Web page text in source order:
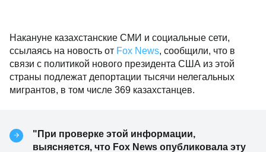
Накануне казахстанские СМИ и социальные сети,
ссылаясь на новость от Fox News, сообщили, что в
связи с политикой нового президента США из этой
страны подлежат депортации тысячи нелегальных
мигрантов, в том числе 369 казахстанцев.
"При проверке этой информации,
выясняется, что Fox News опубликовала эту